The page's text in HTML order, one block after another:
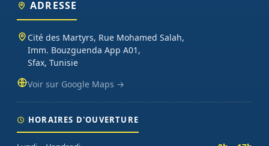
(moteurs, drivers, kits 2WD/4WD), outils de mesure (multimètres,
sur chaque commande.
ADRESSE
Cité des Martyrs, Rue Mohamed Salah,
Imm. Bouzguenda App A01,
Sfax, Tunisie
Voir sur Google Maps →
HORAIRES D'OUVERTURE